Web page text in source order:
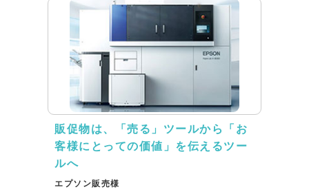
販促物は、「売る」ツールから「お
客様にとっての価値」を伝えるツー
ルへ
エプソン販売様